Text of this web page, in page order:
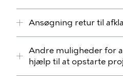
Ansøgning retur til
Andre muligheder for
hjælp til at opstarte